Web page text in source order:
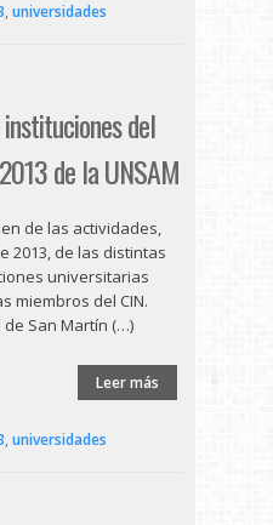
, universidades
del
de la UNSAM
de las actividades,
2013, de las distintas
universitarias
miembros del CIN.
San Martín (…)
Leer más
, universidades